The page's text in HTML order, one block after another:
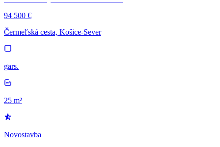
94 500 €
Čermeľská cesta, Košice-Sever
gars.
25 m²
Novostavba